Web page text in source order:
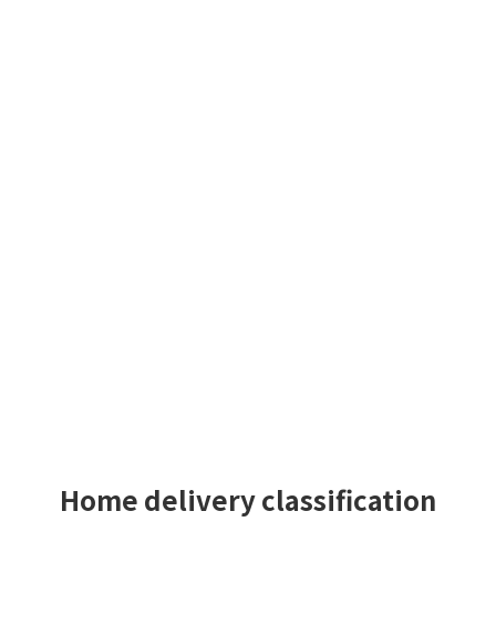
Home delivery classification